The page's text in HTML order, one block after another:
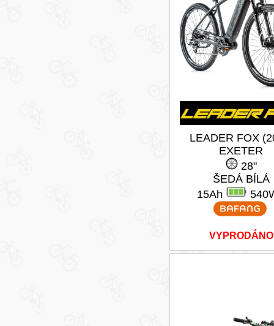
LEADER FOX
EXETER
28"
ŠEDÁ BÍLÁ
15Ah
VYPRODÁNO